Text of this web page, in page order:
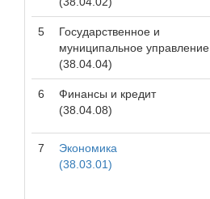
5
Государственное и
муниципальное управление
(38.04.04)
6
Финансы и кредит
(38.04.08)
7
Экономика
(38.03.01)